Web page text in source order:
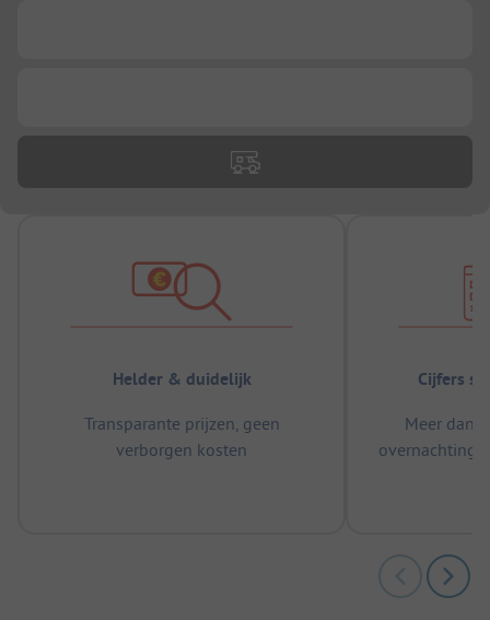
Helder & duidelijk
Transparante prijzen, geen
verborgen kosten
Cijfers
Meer dan